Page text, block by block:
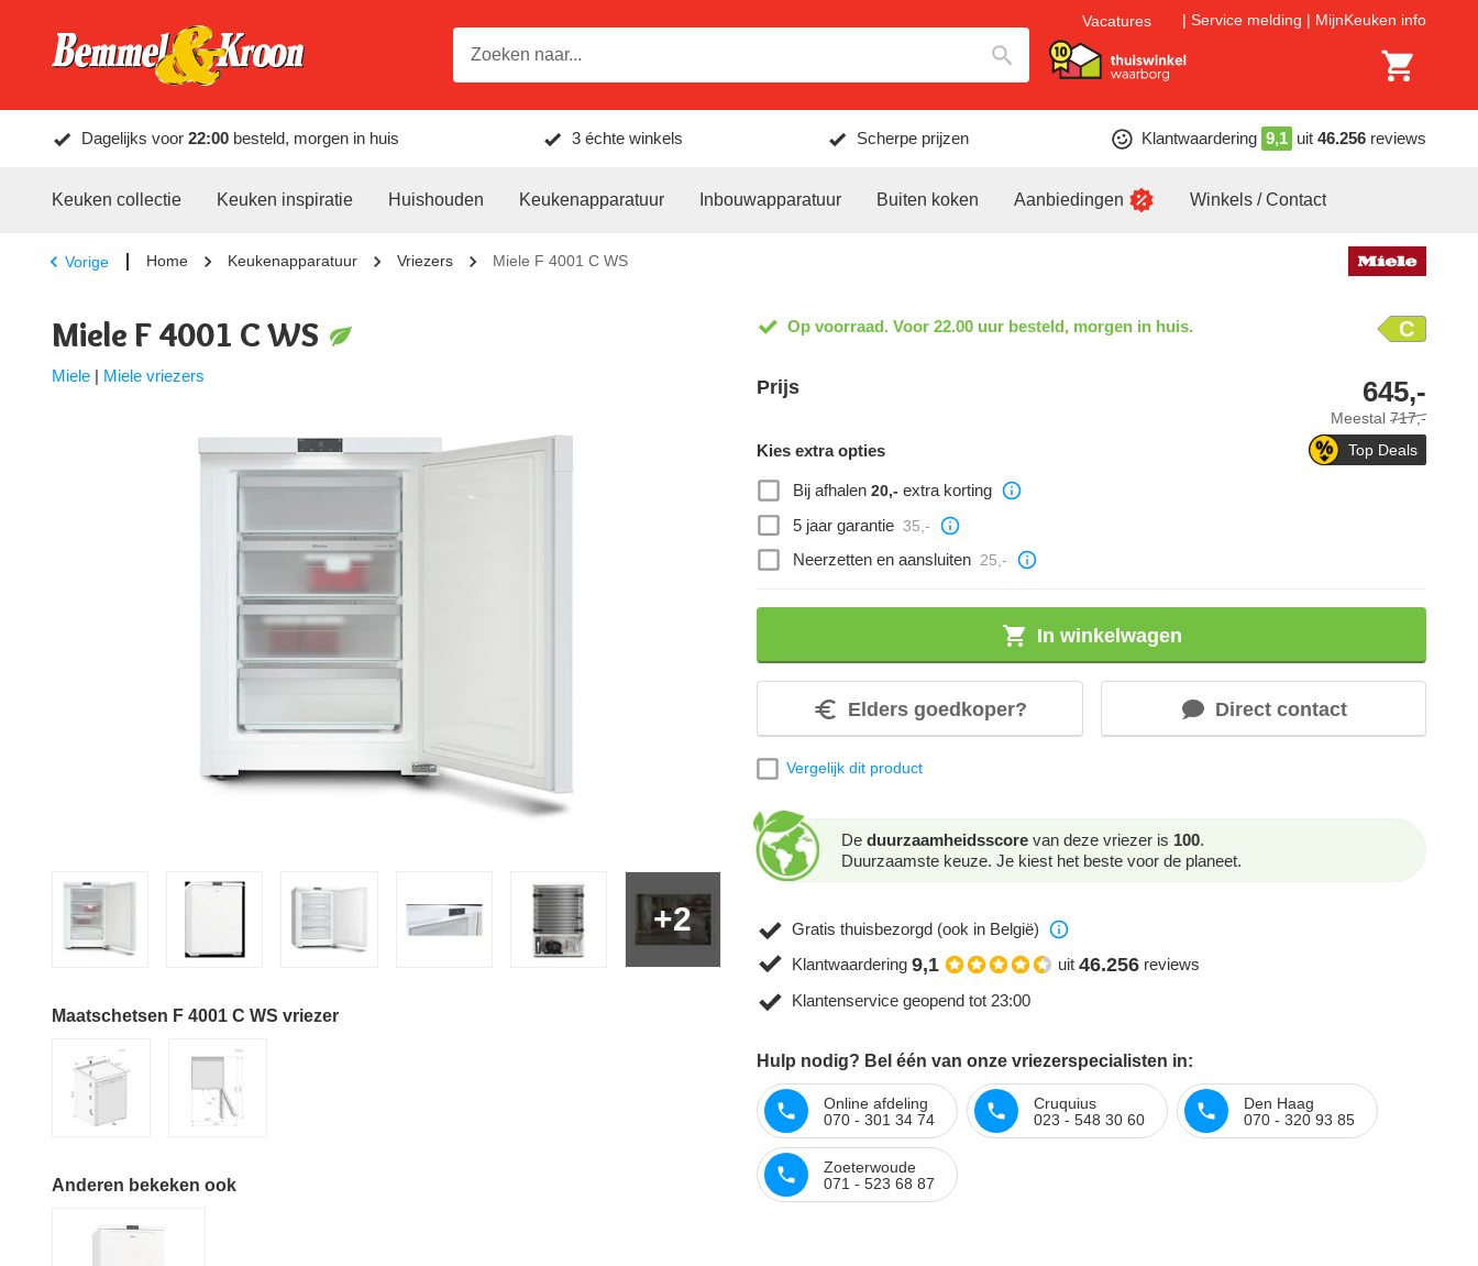
Vacatures Service melding MijnKeuken info
Dagelijks voor 22:00 besteld, morgen in huis 3 échte winkels Scherpe prijzen Klantwaardering 9,1 uit 46.256 reviews
Keuken collectie Keuken inspiratie Huishouden Keukenapparatuur Inbouwapparatuur Buiten koken Aanbiedingen Winkels / Contact
Vorige Home Keukenapparatuur Vriezers Miele F 4001 C WS
Miele F 4001 C WS
Miele | Miele vriezers
+2
Maatschetsen F 4001 C WS vriezer
Anderen bekeken ook
Op voorraad. Voor 22.00 uur besteld, morgen in huis. C
Prijs
Meestal 717,-
645,-
Top Deals
Kies extra opties
Bij afhalen 20,- extra korting
5 jaar garantie 35,-
Neerzetten en aansluiten 25,-
In winkelwagen
Elders goedkoper? Direct contact
Vergelijk dit product
De duurzaamheidsscore van deze vriezer is 100.
Duurzaamste keuze. Je kiest het beste voor de planeet.
Gratis thuisbezorgd (ook in België)
Klantwaardering 9,1 uit 46.256 reviews
Klantenservice geopend tot 23:00
Hulp nodig? Bel één van onze vriezerspecialisten in:
Online afdeling
070 - 301 34 74
Cruquius
023 - 548 30 60
Den Haag
070 - 320 93 85
Zoeterwoude
071 - 523 68 87